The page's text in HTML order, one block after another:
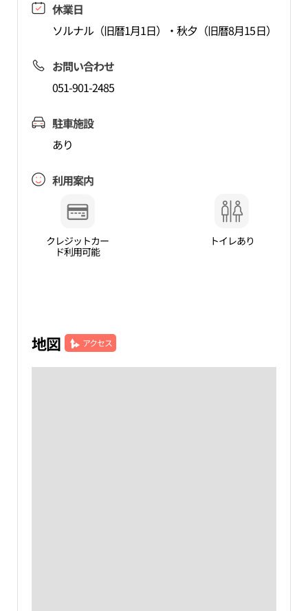
休業日
ソルナル（旧暦1月1日）・秋夕（旧暦8月15日）
お問い合わせ
051-901-2485
駐車施設
あり
利用案内
クレジットカー
ド利用可能
トイレあり
地図 アクセス